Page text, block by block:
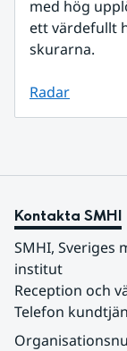
med hög
ett värdefullt
skurarna.
Radar
Kontakta SMHI
SMHI, Sveriges
institut
Reception och
Telefon